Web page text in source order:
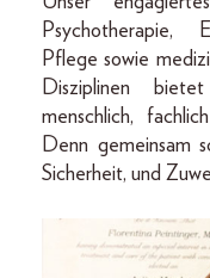
Psychotherapie,
Pflege sowie
Disziplinen
menschlich,
Denn gemeinsam
Sicherheit, und